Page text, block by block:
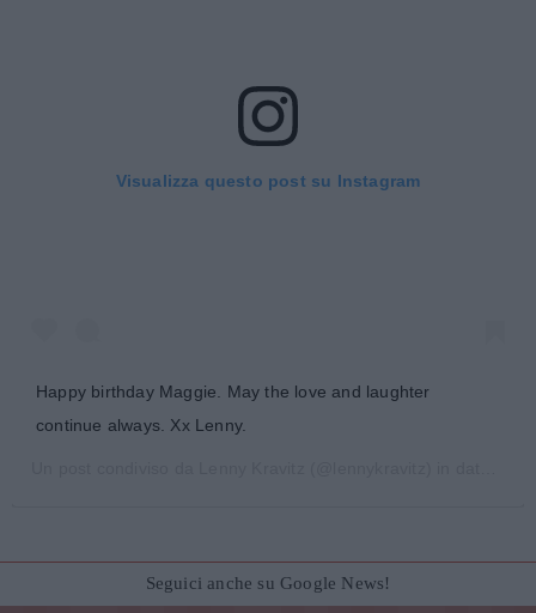
Visualizza questo post su Instagram
Happy birthday Maggie. May the love and laughter
continue always. Xx Lenny.
Seguici anche su Google News!